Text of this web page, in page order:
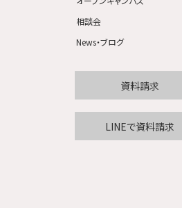
相談会
News・ブログ
資料請求
LINEで資料請求